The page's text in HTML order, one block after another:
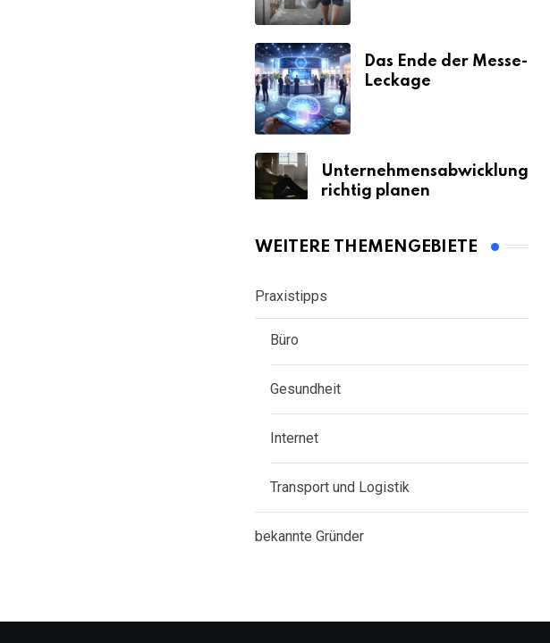
Das Ende der Messe-
Leckage
Unternehmensabwicklung
richtig planen
WEITERE THEMENGEBIETE
Praxistipps
Büro
Gesundheit
Internet
Transport und Logistik
bekannte Gründer